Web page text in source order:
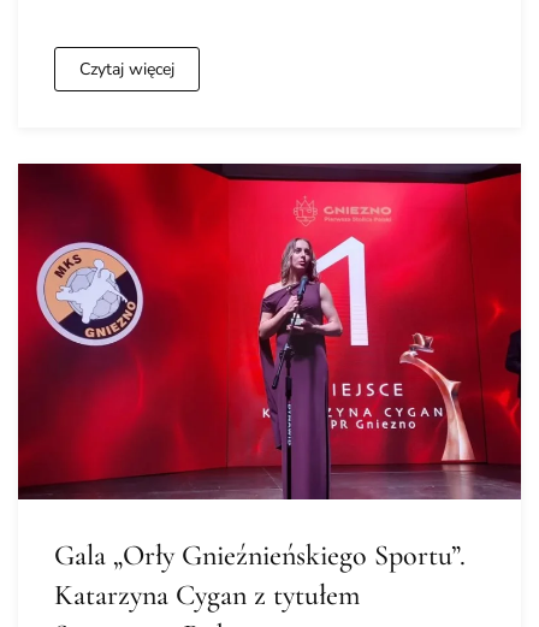
Czytaj więcej
Gala „Orły Gnieźnieńskiego Sportu”.
Katarzyna Cygan z tytułem